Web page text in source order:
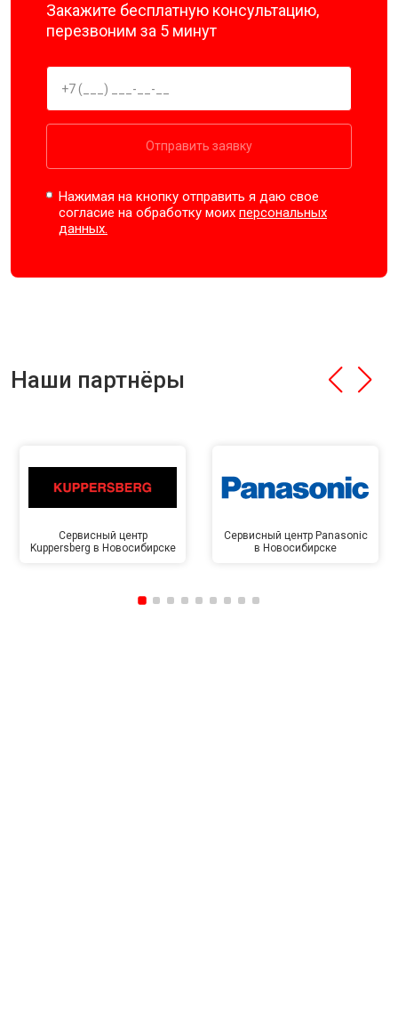
Закажите бесплатную консультацию,
перезвоним за 5 минут
Отправить заявку
Нажимая на кнопку отправить я даю свое
согласие на обработку моихперсональных
данных.
Наши партнёры
Сервисный центр
Kuppersberg в Новосибирске
Сервисный центр Panasonic
в Новосибирске